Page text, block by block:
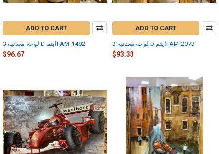
ADD TO CART
لوحة معدنية 3 D ايتمFAM-1482
$96.67
ADD TO CART
لوحة معدنية 3 D ايتمFAM-2073
$93.33